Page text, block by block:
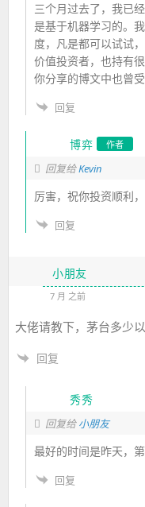
三个月过去了，我已
是基于机器学习的。
度，凡是都可以试试
价值投资者，也持有
你分享的博文中也曾受
回复
博弈 作者
回复给Kevin
厉害，祝你投资顺利，
回复
小朋友
7 月 之前
大佬请教下，茅台多少
回复
秀秀
回复给小朋友
最好的时间是昨天，
回复